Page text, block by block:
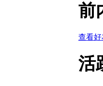
前
查看
活